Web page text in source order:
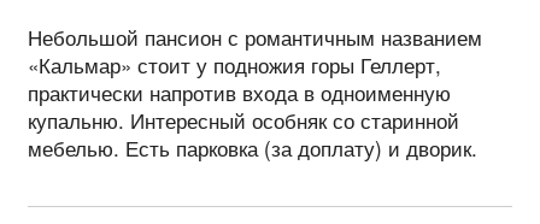
Небольшой пансион с романтичным названием
«Кальмар» стоит у подножия горы Геллерт,
практически напротив входа в одноименную
купальню. Интересный особняк со старинной
мебелью. Есть парковка (за доплату) и дворик.